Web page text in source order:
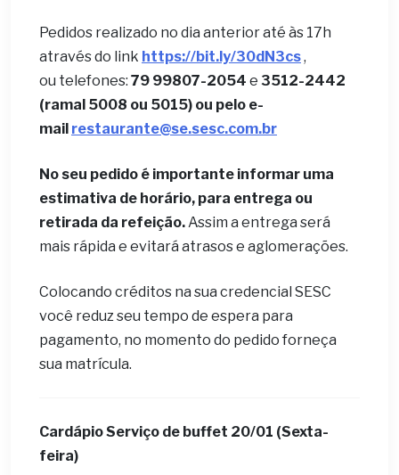
Pedidos realizado no dia anterior até às 17h
através do link https://bit.ly/30dN3cs,
ou telefones: 79 99807-2054 e 3512-2442
(ramal 5008 ou 5015) ou pelo e-
mail restaurante@se.sesc.com.br
No seu pedido é importante informar uma
estimativa de horário, para entrega ou
retirada da refeição.Assim a entrega será
mais rápida e evitará atrasos e aglomerações.
Colocando créditos na sua credencial SESC
você reduz seu tempo de espera para
pagamento, no momento do pedido forneça
sua matrícula.
Cardápio ​Serviço de buffet 20/01 (Sexta-
feira)